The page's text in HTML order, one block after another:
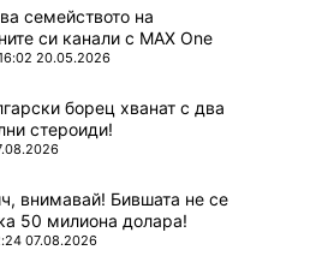
семейството на
си канали с MAX One
20.05.2026
борец хванат с два
стероиди!
внимавай! Бившата не се
50 милиона долара!
07.08.2026